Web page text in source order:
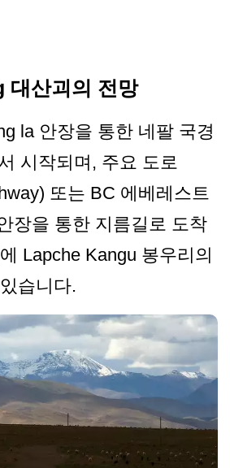
대산괴의 전망
la 안장을 통한 네팔 국경
시작되며, 주요 도로
또는 BC 에베레스트
장을 통한 지름길로 도착
Lapche Kangu 봉우리의
습니다.